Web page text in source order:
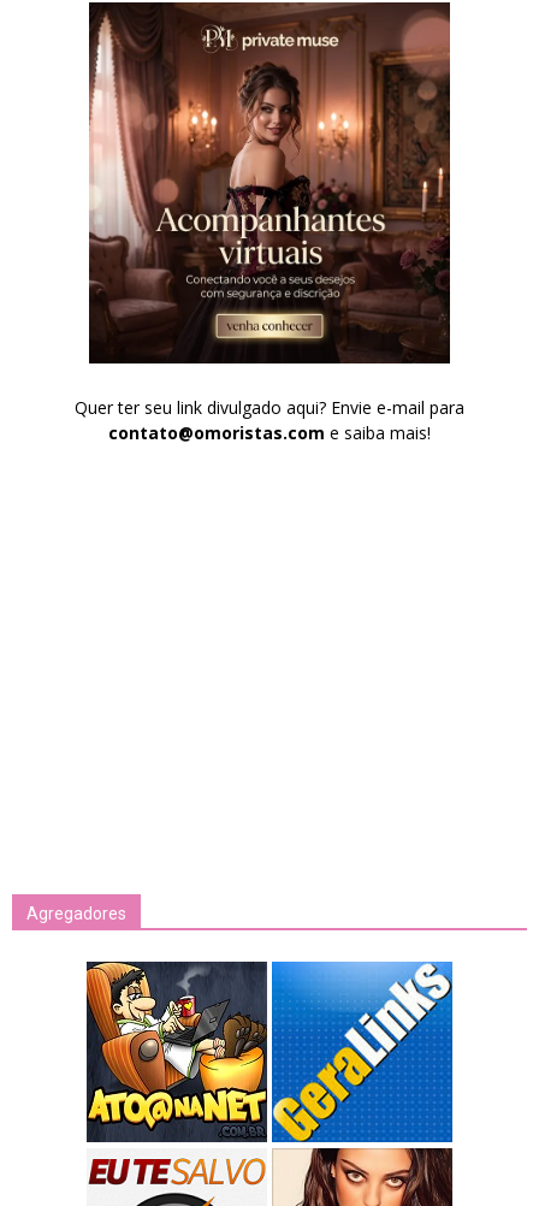
Quer ter seu link divulgado aqui? Envie e-mail para
contato@omoristas.com e saiba mais!
Agregadores